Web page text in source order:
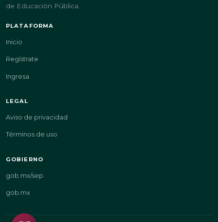
de Educación Pública.
PLATAFORMA
Inicio
Regístrate
Ingresa
LEGAL
Aviso de privacidad
Términos de uso
GOBIERNO
gob.mx/sep
gob.mx